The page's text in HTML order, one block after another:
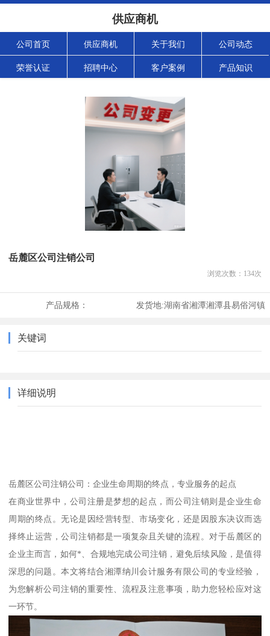
供应商机
公司首页 供应商机 关于我们 公司动态
荣誉认证 招聘中心 客户案例 产品知识
岳麓区公司注销公司
浏览次数： 134次
产品规格： 发货地:湖南省湘潭湘潭县易俗河镇
关键词
详细说明
岳麓区公司注销公司：企业生命周期的终点，专业服务的起点
在商业世界中，公司注册是梦想的起点，而公司注销则是企业生命
周期的终点。无论是因经营转型、市场变化，还是因股东决议而选
择终止运营，公司注销都是一项复杂且关键的流程。对于岳麓区的
企业主而言，如何*、合规地完成公司注销，避免后续风险，是值得
深思的问题。本文将结合湘潭纳川会计服务有限公司的专业经验，
为您解析公司注销的重要性、流程及注意事项，助力您轻松应对这
一环节。